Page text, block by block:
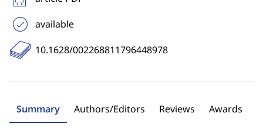
available
10.1628/002268811796448978
Summary Authors/Editors Reviews Awards